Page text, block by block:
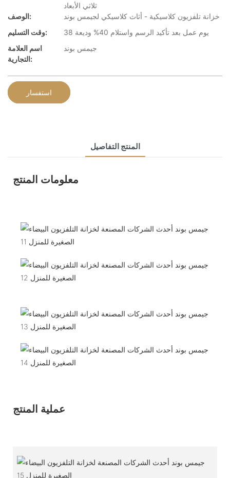
ثلاثي الأبعاد
الوصف:
خزانة تلفزيون كلاسيكية - أثاث كلاسيكي لجيمس بوند
وقت التسليم:
38 يوم عمل بعد تأكيد الرسم واستلام 40% وديعة
اسم العلامة
التجارية:
جيمس بوند
استفسار
المنتج التفاصيل
معلومات المنتج
عملية المنتج